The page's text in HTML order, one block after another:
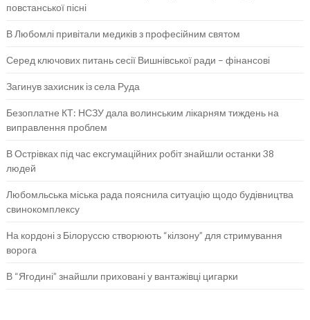
повстанської пісні
В Любомлі привітали медиків з професійним святом
Серед ключових питань сесії Вишнівської ради – фінансові
Загинув захисник із села Руда
Безоплатне КТ: НСЗУ дала волинським лікарням тиждень на
виправлення проблем
В Острівках під час ексгумаційних робіт знайшли останки 38
людей
Любомльська міська рада пояснила ситуацію щодо будівництва
свинокомплексу
На кордоні з Білоруссю створюють “кілзону” для стримування
ворога
В “Ягодині” знайшли приховані у вантажівці цигарки